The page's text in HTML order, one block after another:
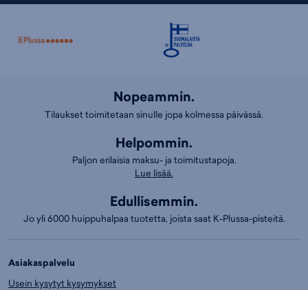
Nopeammin.
Tilaukset toimitetaan sinulle jopa kolmessa päivässä.
Helpommin.
Paljon erilaisia maksu- ja toimitustapoja.
Lue lisää.
Edullisemmin.
Jo yli 6000 huippuhalpaa tuotetta, joista saat K-Plussa-pisteitä.
Asiakaspalvelu
Usein kysytyt kysymykset